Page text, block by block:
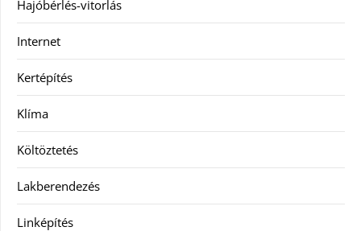
Hajóbérlés-vitorlás
Internet
Kertépítés
Klíma
Költöztetés
Lakberendezés
Linképítés